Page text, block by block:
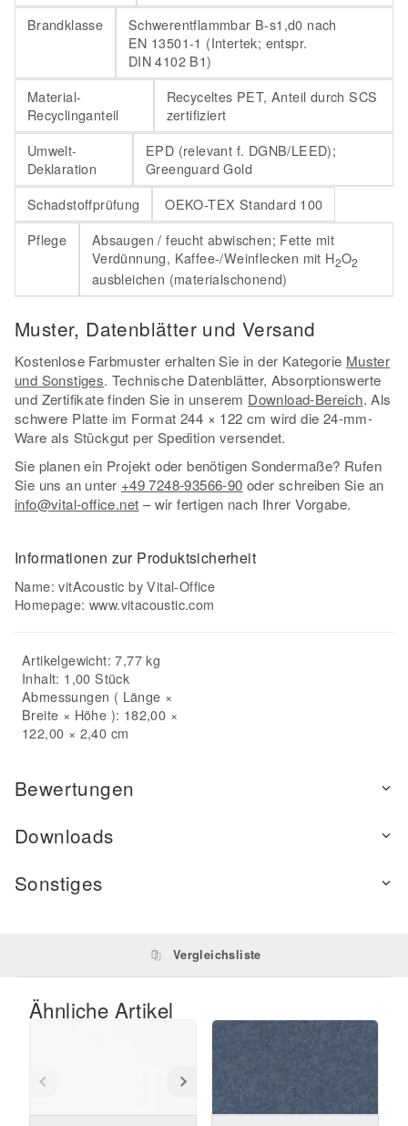
Brandklasse
Schwerentflammbar B-s1,d0 nach
EN 13501-1 (Intertek; entspr.
DIN 4102 B1)
Material-
Recyclinganteil
Recyceltes PET, Anteil durch SCS
zertifiziert
Umwelt-
Deklaration
EPD (relevant f. DGNB/LEED);
Greenguard Gold
Schadstoffprüfung
OEKO-TEX Standard 100
Pflege
Absaugen / feucht abwischen; Fette mit
Verdünnung, Kaffee-/Weinflecken mit H2O2
ausbleichen (materialschonend)
Muster, Datenblätter und Versand
Kostenlose Farbmuster erhalten Sie in der Kategorie Muster
und Sonstiges. Technische Datenblätter, Absorptionswerte
und Zertifikate finden Sie in unserem Download-Bereich. Als
schwere Platte im Format 244 × 122 cm wird die 24-mm-
Ware als Stückgut per Spedition versendet.
Sie planen ein Projekt oder benötigen Sondermaße? Rufen
Sie uns an unter +49 7248-93566-90 oder schreiben Sie an
info@vital-office.net – wir fertigen nach Ihrer Vorgabe.
Informationen zur Produktsicherheit
Name: vitAcoustic by Vital-Office
Homepage:www.vitacoustic.com
Artikelgewicht: 7,77 kg
Inhalt: 1,00 Stück
Abmessungen ( Länge ×
Breite × Höhe ): 182,00 ×
122,00 × 2,40 cm
Bewertungen
Downloads
Sonstiges
Vergleichsliste
Ähnliche Artikel